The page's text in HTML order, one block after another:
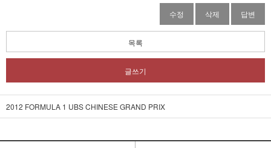
수정 삭제 답변
목록
글쓰기
2012 FORMULA 1 UBS CHINESE GRAND PRIX